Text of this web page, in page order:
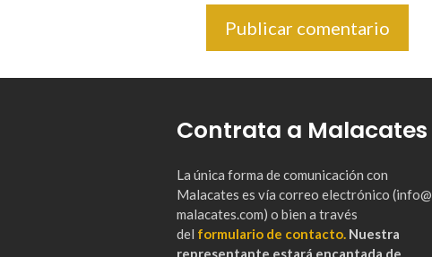
Contrata a Malacates
La única forma de comunicación con
Malacates es vía correo electrónico (info@
malacates.com) o bien a través
del formulario de contacto. Nuestra
representante estará encantada de